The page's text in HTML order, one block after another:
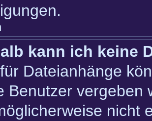
kann ich keine
Dateianhänge
Benutzer vergeben
nicht